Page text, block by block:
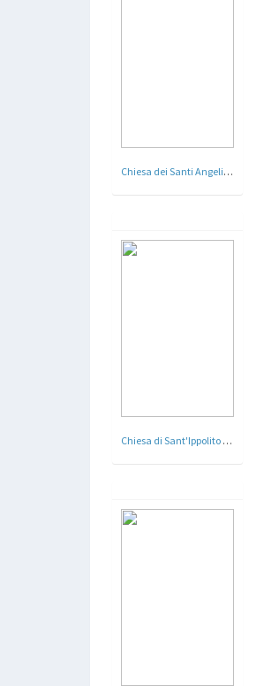
Chiesa dei Santi Angeli Custodi -Roma - 1924 - 25
Chiesa di Sant'Ippolito - Roma - Arch. Clemente Busiri Vici - 1933 - 34